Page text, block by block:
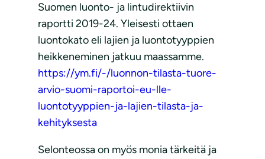
Suomen luonto- ja lintudirektiivin
raportti 2019-24. Yleisesti ottaen
luontokato eli lajien ja luontotyyppien
heikkeneminen jatkuu maassamme.
https://ym.fi/-/luonnon-tilasta-tuore-
arvio-suomi-raportoi-eu-lle-
luontotyyppien-ja-lajien-tilasta-ja-
kehityksesta
Selonteossa on myös monia tärkeitä ja